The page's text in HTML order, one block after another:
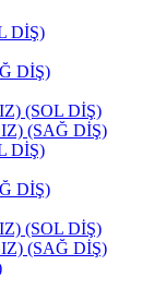
DİŞ)
DİŞ)
(SOL DİŞ)
(SAĞ DİŞ)
DİŞ)
DİŞ)
(SOL DİŞ)
(SAĞ DİŞ)